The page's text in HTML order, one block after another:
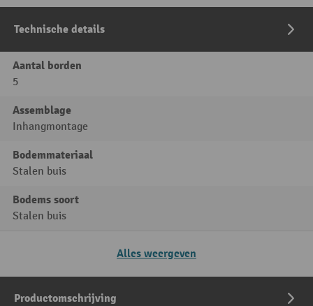
Technische details
Aantal borden
5
Assemblage
Inhangmontage
Bodemmateriaal
Stalen buis
Bodems soort
Stalen buis
Alles weergeven
Productomschrijving